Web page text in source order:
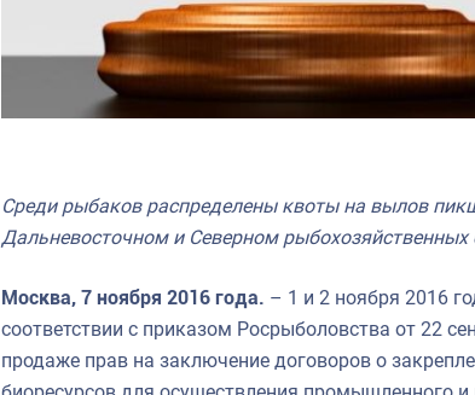
Среди рыбаков распределены квоты на вылов
Дальневосточном и Северном рыбохозяйственных
Москва, 7 ноября 2016 года. – 1 и 2 ноября 2016
соответствии с приказом Росрыболовства от 22
продаже прав на заключение договоров о